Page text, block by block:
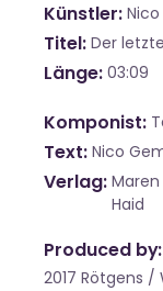
Künstler
Titel Der
Länge 03:09
Komponist
Text Nico
Verlag
Haid
Produced by:
2017 Rötgens